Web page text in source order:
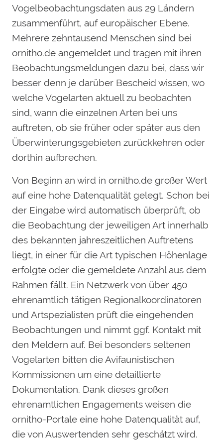
Vogelbeobachtungsdaten aus 29 Ländern
zusammenführt, auf europäischer Ebene.
Mehrere zehntausend Menschen sind bei
ornitho.de angemeldet und tragen mit ihren
Beobachtungsmeldungen dazu bei, dass wir
besser denn je darüber Bescheid wissen, wo
welche Vogelarten aktuell zu beobachten
sind, wann die einzelnen Arten bei uns
auftreten, ob sie früher oder später aus den
Überwinterungsgebieten zurückkehren oder
dorthin aufbrechen.
Von Beginn an wird in ornitho.de großer Wert
auf eine hohe Datenqualität gelegt. Schon bei
der Eingabe wird automatisch überprüft, ob
die Beobachtung der jeweiligen Art innerhalb
des bekannten jahreszeitlichen Auftretens
liegt, in einer für die Art typischen Höhenlage
erfolgte oder die gemeldete Anzahl aus dem
Rahmen fällt. Ein Netzwerk von über 450
ehrenamtlich tätigen Regionalkoordinatoren
und Artspezialisten prüft die eingehenden
Beobachtungen und nimmt ggf. Kontakt mit
den Meldern auf. Bei besonders seltenen
Vogelarten bitten die Avifaunistischen
Kommissionen um eine detaillierte
Dokumentation. Dank dieses großen
ehrenamtlichen Engagements weisen die
ornitho-Portale eine hohe Datenqualität auf,
die von Auswertenden sehr geschätzt wird.